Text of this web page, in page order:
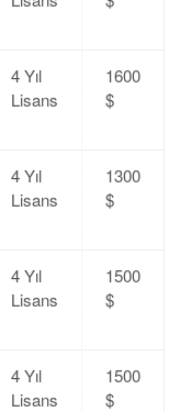
4 Yıl
Lisans
1600
$
4 Yıl
Lisans
1300
$
4 Yıl
Lisans
1500
$
4 Yıl
Lisans
1500
$